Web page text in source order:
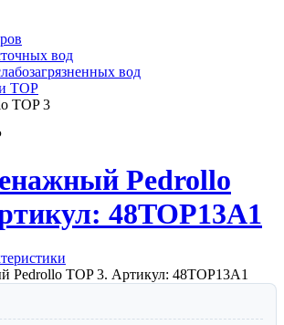
вод
вод
TOP
TOP 3
Pedrollo
48TOP13A1